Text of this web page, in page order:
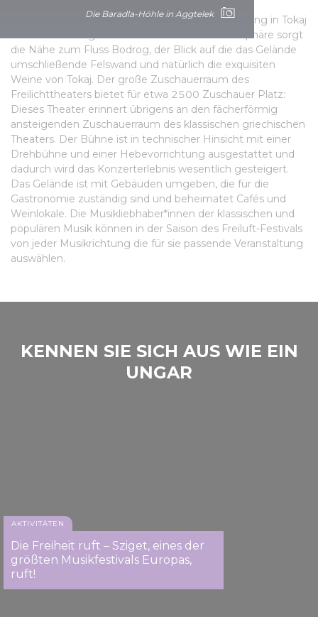
Die Baradla-Höhle in Aggtelek
ebenfalls zum Weltkulturerbe und dient den
Musikliebhabern in der Stadt und seiner Umgebung in Tokaj
als Veranstaltungsort. Für die besondere Atmosphäre sorgt
die Nähe zum Fluss Bodrog, der Blick auf die das Gelände
umschließende Felswand und natürlich die exquisiten
Weine von Tokaj. Der große Zuschauerraum des
Freilichttheaters bietet für etwa 2500 Zuschauer Platz:
Dieses Theater erinnert übrigens an den fächerförmig
ansteigenden Zuschauerraum des klassischen griechischen
Theaters. Der Bühne ist in technischer Hinsicht mit einer
Drehbühne und einer Hebevorrichtung ausgestattet und
dadurch wird das Konzerterlebnis wesentlich gesteigert.
Das Gelände ist mit Gebäuden umgeben, die für die
Gastronomie zuständig sind und beheimatet Cafés und
Weinlokale. Die Musikliebhaber*innen der klassischen und
populären Musik können in der Saison des Freiluft-Festivals
von jeder Musikrichtung die für sie passende Veranstaltung
auswählen.
KENNEN SIE SICH AUS WIE EIN
UNGAR
AKTIVITÄTEN
Die Freiheit ruft – Sziget, eines der
größten Musikfestivals Europas,
ruft!